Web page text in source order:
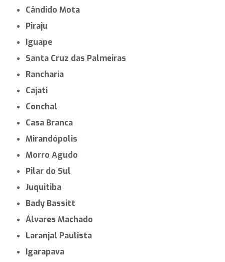
Cândido Mota
Piraju
Iguape
Santa Cruz das Palmeiras
Rancharia
Cajati
Conchal
Casa Branca
Mirandópolis
Morro Agudo
Pilar do Sul
Juquitiba
Bady Bassitt
Álvares Machado
Laranjal Paulista
Igarapava